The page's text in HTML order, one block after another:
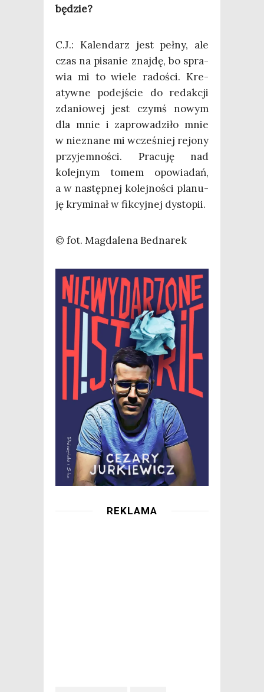
będzie?
C.J.: Kalen­darz jest peł­ny, ale
czas na pisa­nie znaj­dę, bo spra­
wia mi to wie­le rado­ści. Kre­
atyw­ne podej­ście do redak­cji
zda­nio­wej jest czymś nowym
dla mnie i zapro­wa­dzi­ło mnie
w nie­zna­ne mi wcze­śniej rejo­ny
przy­jem­no­ści. Pra­cu­ję nad
kolej­nym tomem opo­wia­dań,
a w następ­nej kolej­no­ści pla­nu­
ję kry­mi­nał w fik­cyj­nej dystopii.
© fot. Mag­da­le­na Bednarek
REKLAMA